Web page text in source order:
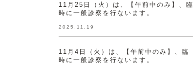
11月25日（火）は、【午前中のみ】、臨
時に一般診察を行ないます。
2025.11.19
11月4日（火）は、【午前中のみ】、臨
時に一般診察を行ないます。